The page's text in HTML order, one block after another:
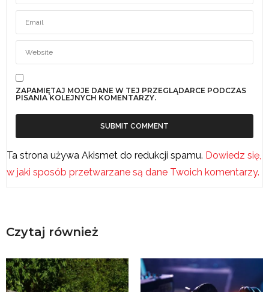
ZAPAMIĘTAJ MOJE DANE W TEJ PRZEGLĄDARCE PODCZAS
PISANIA KOLEJNYCH KOMENTARZY.
Ta strona używa Akismet do redukcji spamu. Dowiedz się,
w jaki sposób przetwarzane są dane Twoich komentarzy.
Czytaj również